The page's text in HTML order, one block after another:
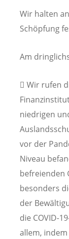
Wir halten
Schöpfung
Am
 Wir rufen
niedrigen
vor der
Niveau
befreienden
besonders
der
die COVID-
allem,